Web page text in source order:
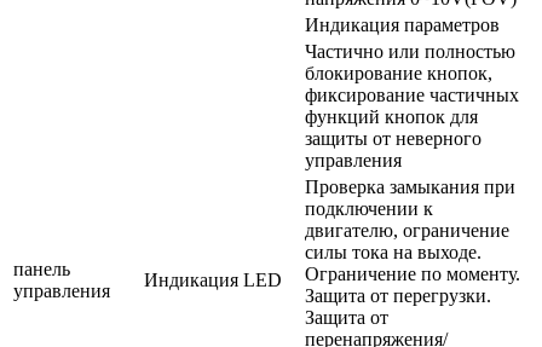
панель
управления
Индикация LED
Индикация параметров
Частично или полностью
блокирование кнопок,
фиксирование частичных
функций кнопок для
защиты от неверного
управления
Проверка замыкания при
подключении к
двигателю, ограничение
силы тока на выходе.
Ограничение по моменту.
Защита от перегрузки.
Защита от
перенапряжения/